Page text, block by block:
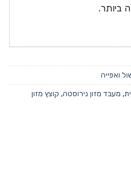
ביותר.
ואפייה
, מעבד מזון נירוסטה, קוצץ מזון